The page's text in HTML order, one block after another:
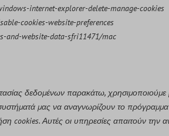
internet-explorer-delete-manage-cookies
cookies-website-preferences
and-website-data-sfri11471/mac
δεδομένων παρακάτω, χρησιμοποιούμε
μας να αναγνωρίζουν το
Αυτές οι υπηρεσίες απαιτούν